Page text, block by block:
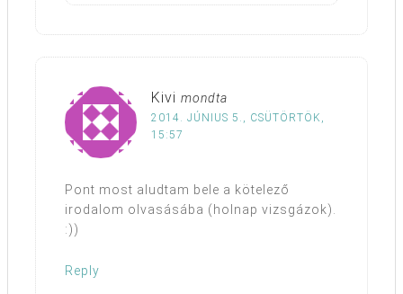
Kivi mondta
2014. JÚNIUS 5., CSÜTÖRTÖK,
15:57
Pont most aludtam bele a kötelező
irodalom olvasásába (holnap vizsgázok).
:))
Reply